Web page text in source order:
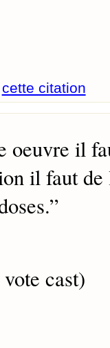
cette citation
oeuvre il
il faut de
”
cast)